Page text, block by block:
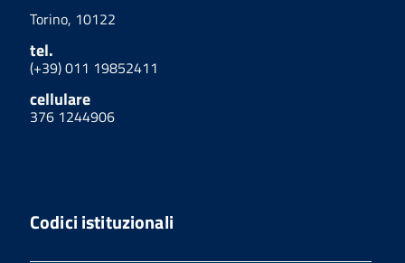
Torino, 10122
tel.
(+39) 011 19852411
cellulare
376 1244906
Codici istituzionali